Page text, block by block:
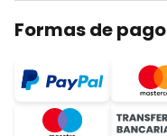
Formas de pago